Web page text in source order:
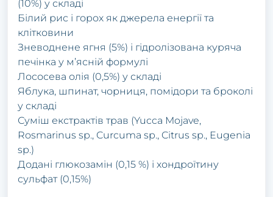
(10%) у складі
Білий рис і горох як джерела енергії та
клітковини
Зневоднене ягня (5%) і гідролізована куряча
печінка у м’ясній формулі
Лососева олія (0,5%) у складі
Яблука, шпинат, чорниця, помідори та броколі
у складі
Суміш екстрактів трав (Yucca Mojave,
Rosmarinus sp., Curcuma sp., Citrus sp., Eugenia
sp.)
Додані глюкозамін (0,15 %) і хондроїтину
сульфат (0,15%)